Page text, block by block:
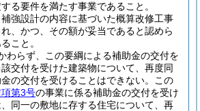
る要件を満たす事業であること。
強設計の内容に基づいた概算改修工事
、かつ、その額が妥当であると認めら
こと。
わらず、この要綱による補助金の交付を
交付を受けた建築物について、再度同
の交付を受けることはできない。
この
第3号の事業に係る補助金の交付を受け
同一の敷地に存する住宅について、再